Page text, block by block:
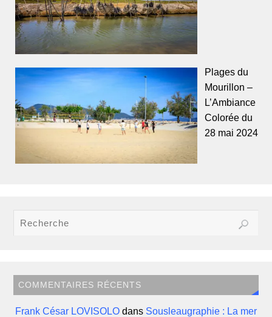
Plages du
Mourillon –
L’Ambiance
Colorée du
28 mai 2024
COMMENTAIRES RÉCENTS
Frank César LOVISOLO dans Sousleaugraphie : La mer